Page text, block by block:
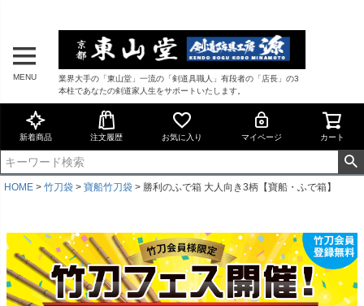
MENU
業界大手の「東山堂」一流の「剣道具職人」有段者の「店長」の3
本柱であなたの剣道家人生をサポートいたします。
新着商品 注文履歴 お気に入り マイページ カート
HOME 竹刀袋 寶船竹刀袋 勝利のふで箱 大人向き3柄【寶船・ふで箱】